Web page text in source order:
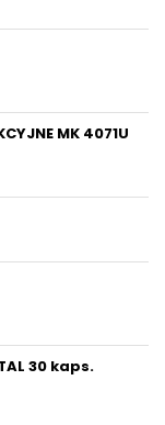
MK 4071U
30 kaps.